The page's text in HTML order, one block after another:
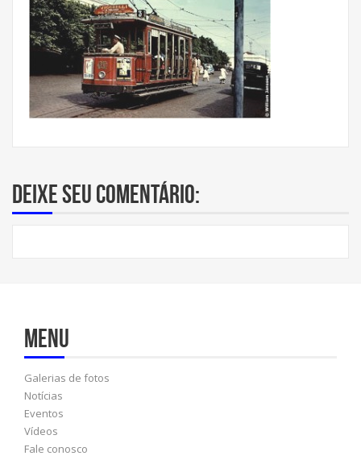
Deixe seu comentário:
Menu
Galerias de fotos
Notícias
Eventos
Vídeos
Fale conosco